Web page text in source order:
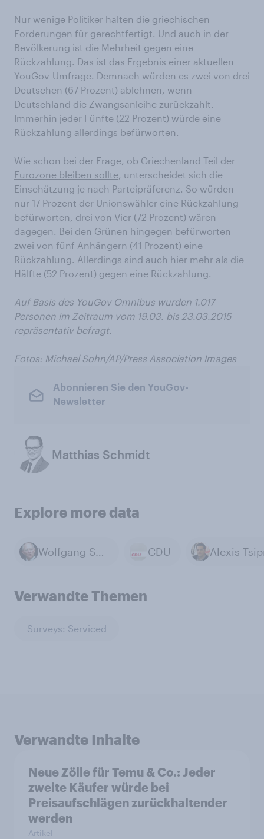
Nur wenige Politiker halten die griechischen
Forderungen für gerechtfertigt. Und auch in der
Bevölkerung ist die Mehrheit gegen eine
Rückzahlung. Das ist das Ergebnis einer aktuellen
YouGov-Umfrage. Demnach würden es zwei von drei
Deutschen (67 Prozent) ablehnen, wenn
Deutschland die Zwangsanleihe zurückzahlt.
Immerhin jeder Fünfte (22 Prozent) würde eine
Rückzahlung allerdings befürworten.
Wie schon bei der Frage, ob Griechenland Teil der
Eurozone bleiben sollte, unterscheidet sich die
Einschätzung je nach Parteipräferenz. So würden
nur 17 Prozent der Unionswähler eine Rückzahlung
befürworten, drei von Vier (72 Prozent) wären
dagegen. Bei den Grünen hingegen befürworten
zwei von fünf Anhängern (41 Prozent) eine
Rückzahlung. Allerdings sind auch hier mehr als die
Hälfte (52 Prozent) gegen eine Rückzahlung.
Auf Basis des YouGov Omnibus wurden 1.017
Personen im Zeitraum vom 19.03. bis 23.03.2015
repräsentativ befragt.
Fotos: Michael Sohn/AP/Press Association Images
Abonnieren Sie den YouGov-
Newsletter
Matthias Schmidt
Explore more data
Wolfgang Schäuble CDU Alexis
Verwandte Themen
Surveys: Serviced
Verwandte Inhalte
Neue Zölle für Temu & Co.: Jeder
zweite Käufer würde bei
Preisaufschlägen zurückhaltender
werden
Artikel